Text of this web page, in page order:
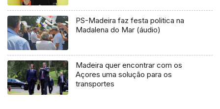
PS-Madeira faz festa politica na
Madalena do Mar (áudio)
Madeira quer encontrar com os
Açores uma solução para os
transportes